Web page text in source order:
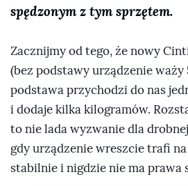
spędzonym z tym sprzętem.
Zacznijmy od tego, że nowy
(bez podstawy urządzenie waży
podstawa przychodzi do nas
i dodaje kilka kilogramów.
to nie lada wyzwanie dla
gdy urządzenie wreszcie trafi
stabilnie i nigdzie nie ma prawa